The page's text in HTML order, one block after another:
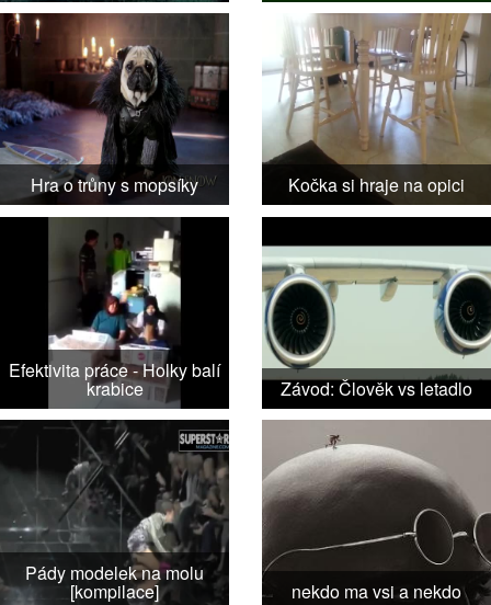
Hra o trůny s mopsíky Kočka si hraje na opici
Efektivita práce - Holky balí
krabice Závod: Člověk vs letadlo
Pády modelek na molu
[kompilace] nekdo ma vsi a nekdo